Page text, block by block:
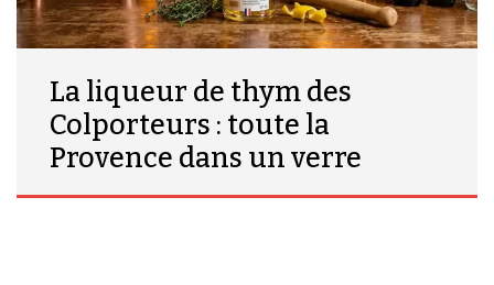
La liqueur de thym des
Colporteurs : toute la
Provence dans un verre